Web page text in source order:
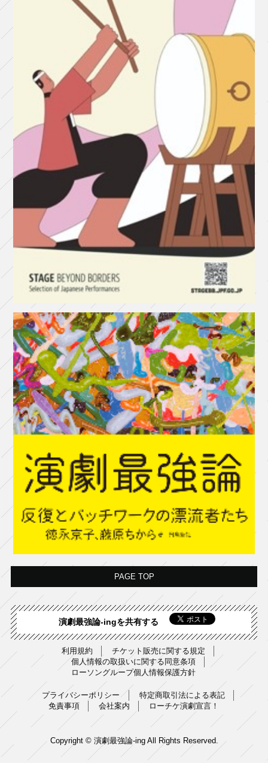
PAGE TOP
演劇最強論-ingを共有する
利用規約
チケット販売に関する規定
個人情報の取扱いに関する同意条項
ローソングループ個人情報保護方針
プライバシーポリシー
特定商取引法による表記
免責事項
会社案内 ローチケ演劇宣言！
Copyright © 演劇最強論-ing All Rights Reserved.